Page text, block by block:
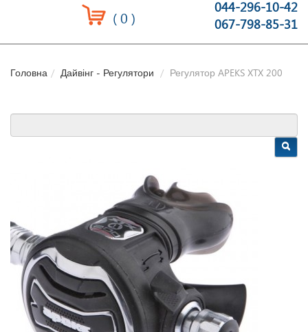
(0 )
044-296-10-42
067-798-85-31
Головна Дайвінг - Регулятори Регулятор APEKS XTX 200